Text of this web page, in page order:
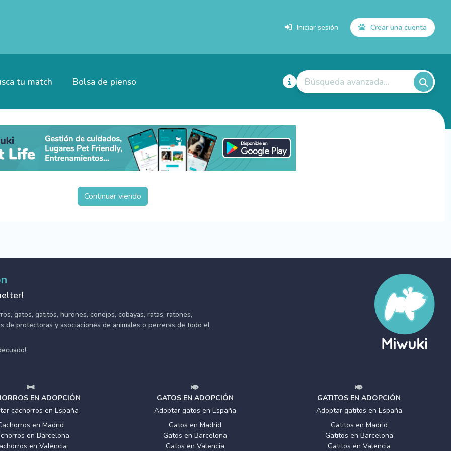
Iniciar sesión Crear una cuenta
tu match Bolsa de pienso Búsqueda avanzada...
Continuar viendo
gatos, gatitos, hurones, conejos, cobayas, ratas, ratones,
de protectoras y asociaciones de animales o perreras de todo el
EN ADOPCIÓN
cachorros en España
en Madrid
en Barcelona
en Valencia
GATOS EN ADOPCIÓN
Adoptar gatos en España
Gatos en Madrid
Gatos en Barcelona
Gatos en Valencia
GATITOS EN ADOPCIÓN
Adoptar gatitos en España
Gatitos en Madrid
Gatitos en Barcelona
Gatitos en Valencia